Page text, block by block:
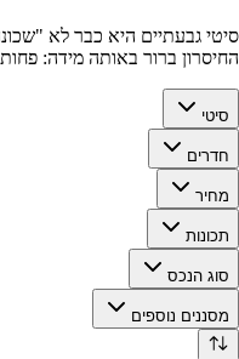
סיטי גבעתיים היא כבר לא
החיסרון ברור באותה מידה:
סיטי
חדרים
מחיר
תכונות
סוג הנכס
מסננים נוספים